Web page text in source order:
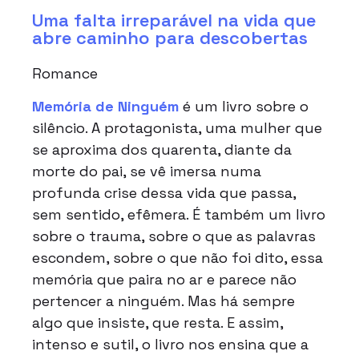
Uma falta irreparável na vida que
abre caminho para descobertas
Romance
Memória de Ninguém é um livro sobre o
silêncio. A protagonista, uma mulher que
se aproxima dos quarenta, diante da
morte do pai, se vê imersa numa
profunda crise dessa vida que passa,
sem sentido, efêmera. É também um livro
sobre o trauma, sobre o que as palavras
escondem, sobre o que não foi dito, essa
memória que paira no ar e parece não
pertencer a ninguém. Mas há sempre
algo que insiste, que resta. E assim,
intenso e sutil, o livro nos ensina que a